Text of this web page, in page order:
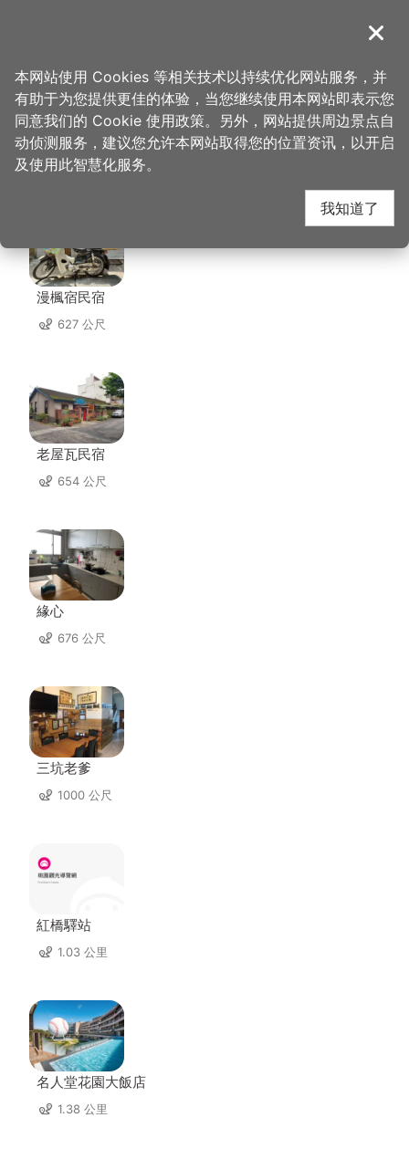
導覽
首页 > 想去的地方 > 美食、购物 > 心兰活鱼餐厅
心兰活鱼餐厅 周边住宿
漫楓宿民宿
627 公尺
老屋瓦民宿
654 公尺
緣心
676 公尺
三坑老爹
1000 公尺
紅橋驛站
1.03 公里
名人堂花園大飯店
1.38 公里
关闭
本网站使用 Cookies 等相关技术以持续优化网站服务，并
有助于为您提供更佳的体验，当您继续使用本网站即表示您
同意我们的 Cookie 使用政策。另外，网站提供周边景点自
动侦测服务，建议您允许本网站取得您的位置资讯，以开启
及使用此智慧化服务。
我知道了